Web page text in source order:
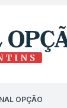
OPÇÃO